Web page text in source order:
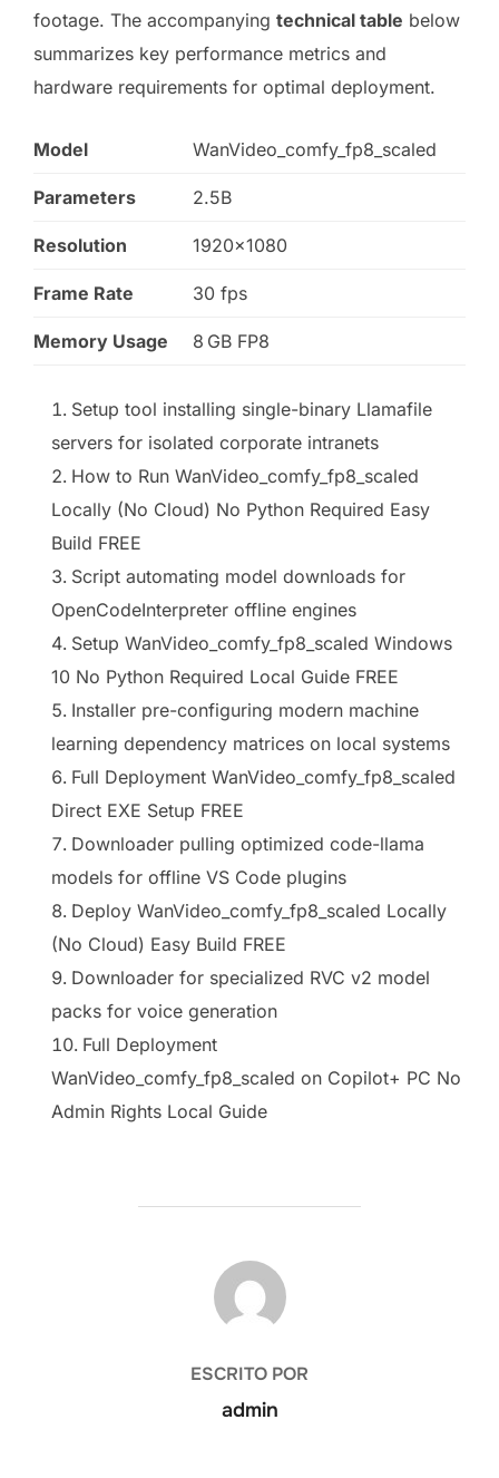
footage. The accompanying technical table below
summarizes key performance metrics and
hardware requirements for optimal deployment.
Model WanVideo_comfy_fp8_scaled
Parameters 2.5B
Resolution 1920×1080
Frame Rate 30 fps
Memory Usage 8 GB FP8
Setup tool installing single-binary Llamafile
servers for isolated corporate intranets
How to Run WanVideo_comfy_fp8_scaled
Locally (No Cloud) No Python Required Easy
Build FREE
Script automating model downloads for
OpenCodeInterpreter offline engines
Setup WanVideo_comfy_fp8_scaled Windows
10 No Python Required Local Guide FREE
Installer pre-configuring modern machine
learning dependency matrices on local systems
Full Deployment WanVideo_comfy_fp8_scaled
Direct EXE Setup FREE
Downloader pulling optimized code-llama
models for offline VS Code plugins
Deploy WanVideo_comfy_fp8_scaled Locally
(No Cloud) Easy Build FREE
Downloader for specialized RVC v2 model
packs for voice generation
Full Deployment
WanVideo_comfy_fp8_scaled on Copilot+ PC No
Admin Rights Local Guide
AUTOR DE LA PUBLICACIÓN
ESCRITO POR
admin